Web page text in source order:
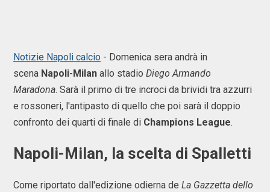
Notizie Napoli calcio - Domenica sera andrà in
scena Napoli-Milan allo stadio Diego Armando
Maradona. Sarà il primo di tre incroci da brividi tra azzurri
e rossoneri, l'antipasto di quello che poi sarà il doppio
confronto dei quarti di finale di Champions League.
Napoli-Milan, la scelta di Spalletti
Come riportato dall'edizione odierna de La Gazzetta dello